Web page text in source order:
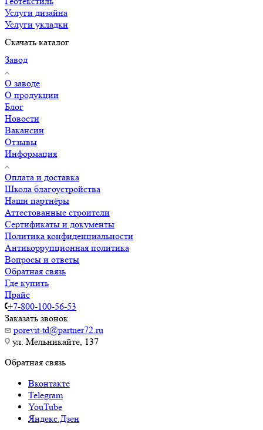
Услуги дизайна
Услуги укладки
Скачать каталог
Завод
О заводе
О продукции
Блог
Новости
Вакансии
Отзывы
Информация
Оплата и доставка
Школа благоустройства
Наши партнёры
Аттестованные строители
Сертификаты и документы
Политика конфиденциальности
Антикоррупционная политика
Вопросы и ответы
Обратная связь
Где купить
Прайс
+7-800-100-56-53
Заказать звонок
porevit-td@partner72.ru
ул. Мельникайте, 137
Обратная связь
Вконтакте
Telegram
YouTube
Яндекс.Дзен